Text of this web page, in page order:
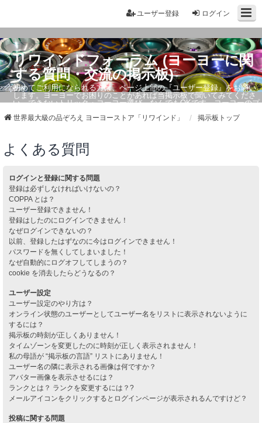
ログイン
ユーザー登録
リワインドフォーラム (ヨーヨーに関
する質問・交流の掲示板)
初めてご利用になられる方は、ページ上部の『ユーザー登録』をお願い
します。ヨーヨーでお困りのことがあれば当掲示板で聞いてみてくださ
い。できないトリック・ヨーヨー選び、なんでもOKです。ヨーヨーのプ
世界最大級の品ぞろえ ヨーヨーストア「リワインド」 掲示板トップ
よくある質問
ログインと登録に関する問題
登録は必ずしなければいけないの？
COPPA とは？
ユーザー登録できません！
登録はしたのにログインできません！
なぜログインできないの？
以前、登録したはずなのに今はログインできません！
パスワードを無くしてしまいました！
なぜ自動的にログオフしてしまうの？
cookie を消去したらどうなるの？
ユーザー設定
ユーザー設定のやり方は？
オンライン状態のユーザーとしてユーザー名をリストに表示されないように
するには？
掲示板の時刻が正しくありません！
タイムゾーンを変更したのに時刻が正しく表示されません！
私の母語が “掲示板の言語” リストにありません！
ユーザー名の隣に表示される画像は何ですか？
アバター画像を表示させるには？
ランクとは？ ランクを変更するには？?
メールアイコンをクリックするとログインページが表示されるんですけど？
投稿に関する問題